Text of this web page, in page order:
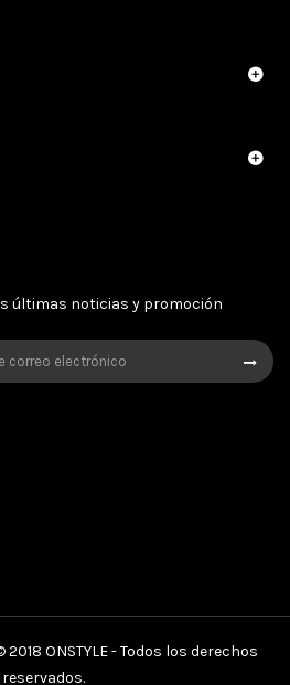
últimas noticias y promoción
2018 ONSTYLE- Todos los derechos
reservados.